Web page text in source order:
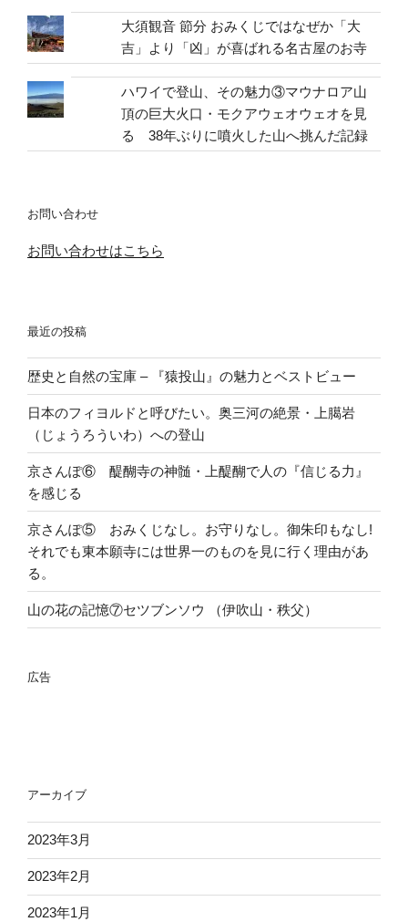
大須観音 節分 おみくじではなぜか「大
吉」より「凶」が喜ばれる名古屋のお寺
ハワイで登山、その魅力③マウナロア山
頂の巨大火口・モクアウェオウェオを見
る 38年ぶりに噴火した山へ挑んだ記録
お問い合わせ
お問い合わせはこちら
最近の投稿
歴史と自然の宝庫 – 『猿投山』の魅力とベストビュー
日本のフィヨルドと呼びたい。奥三河の絶景・上臈岩
（じょうろういわ）への登山
京さんぽ⑥ 醍醐寺の神髄・上醍醐で人の『信じる力』
を感じる
京さんぽ⑤ おみくじなし。お守りなし。御朱印もなし!
それでも東本願寺には世界一のものを見に行く理由があ
る。
山の花の記憶⑦セツブンソウ （伊吹山・秩父）
広告
アーカイブ
2023年3月
2023年2月
2023年1月